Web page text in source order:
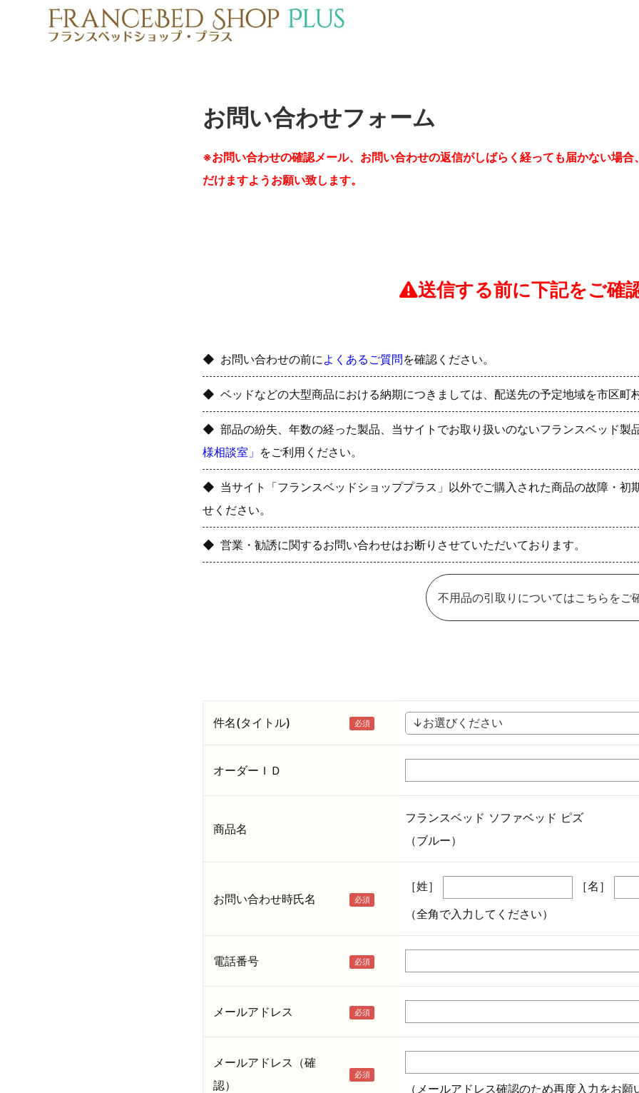
お問い合わせフォーム
※お問い合わせの確認メール、お問い合わせの返信がしばらく経っても届かない場
だけますようお願い致します。
送信する前に下記をご確
お問い合わせの前に よくあるご質問を確認ください。
ベッドなどの大型商品における納期につきましては、配送先の予定地域を市区町
部品の紛失、年数の経った製品、当サイトでお取り扱いのないフランスベッド製
様相談室」 をご利用ください。
当サイト「フランスベッドショッププラス」以外でご購入された商品の故障・
せください。
営業・勧誘に関するお問い合わせはお断りさせていただいております。
不用品の引取りについてはこちらをご
件名(タイトル)
オーダーＩＤ
商品名
フランスベッド ソファベッド ピズ
（ブルー）
お問い合わせ時氏名
［姓］
［名］
（全角で入力してください）
電話番号
メールアドレス
メールアドレス（確
認）
（メールアドレス確認のため再度入力をお願